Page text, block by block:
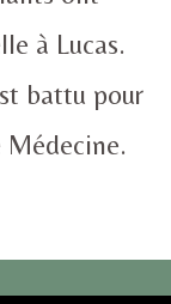
à Lucas.
battu pour
Médecine.